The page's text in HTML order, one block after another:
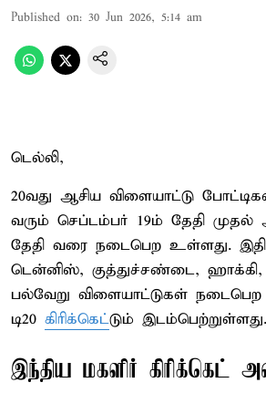
Published on: 30 Jun 2026, 5:14 am
டெல்லி,
20வது ஆசிய விளையாட்டு
வரும் செப்டம்பர் 19ம் தேதி
தேதி வரை நடைபெற உள்ளது.
டென்னிஸ், குத்துச்சண்டை,
பல்வேறு விளையாட்டுகள்
டி20 கிரிக்கெட்டும் இடம்பெற்றுள்ளது.
இந்திய மகளிர் கிரிக்கெட்